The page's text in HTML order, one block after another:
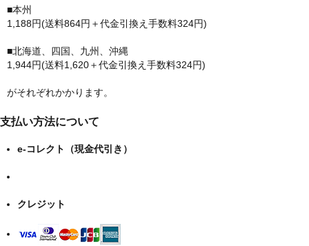
■本州
1,188円(送料864円＋代金引換え手数料324円)
■北海道、四国、九州、沖縄
1,944円(送料1,620＋代金引換え手数料324円)
がそれぞれかかります。
支払い方法について
e-コレクト（現金代引き）
クレジット